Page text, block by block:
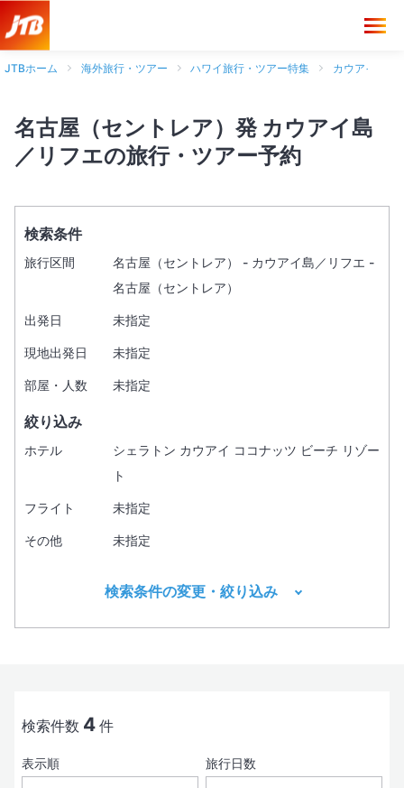
JTBホーム 海外旅行・ツアー ハワイ旅行・ツアー特集 カウアイ島旅
名古屋（セントレア）発 カウアイ島
／リフエの旅行・ツアー予約
検索条件
旅行区間
名古屋（セントレア） - カウアイ島／リフエ -
名古屋（セントレア）
出発日 未指定
現地出発日 未指定
部屋・人数 未指定
絞り込み
ホテル
シェラトン カウアイ ココナッツ ビーチ リゾー
ト
フライト 未指定
その他 未指定
出発日
検索条件の変更・絞り込み
検索件数 4 件
表示順 旅行日数